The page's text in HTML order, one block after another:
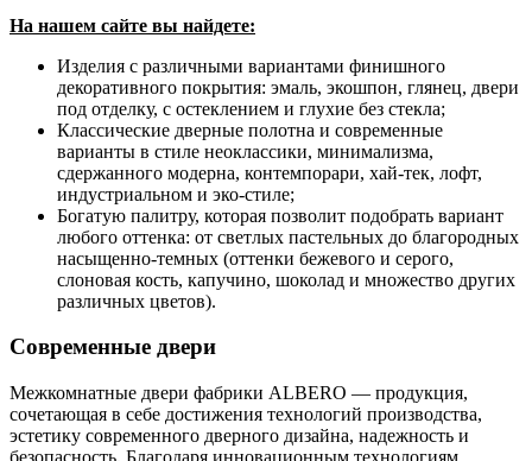
На нашем сайте вы найдете:
Изделия с различными вариантами финишного
декоративного покрытия: эмаль, экошпон, глянец, двери
под отделку, с остеклением и глухие без стекла;
Классические дверные полотна и современные
варианты в стиле неоклассики, минимализма,
сдержанного модерна, контемпорари, хай-тек, лофт,
индустриальном и эко-стиле;
Богатую палитру, которая позволит подобрать вариант
любого оттенка: от светлых пастельных до благородных
насыщенно-темных (оттенки бежевого и серого,
слоновая кость, капучино, шоколад и множество других
различных цветов).
Современные двери
Межкомнатные двери фабрики ALBERO — продукция,
сочетающая в себе достижения технологий производства,
эстетику современного дверного дизайна, надежность и
безопасность. Благодаря инновационным технологиям